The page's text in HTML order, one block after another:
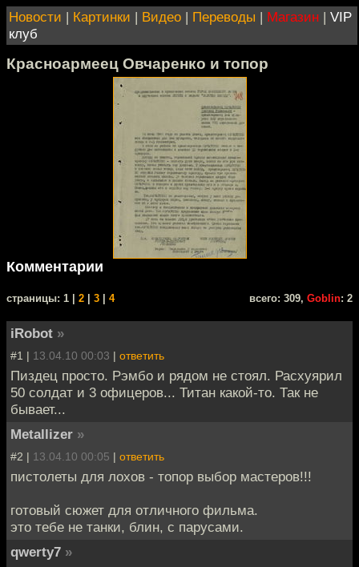
Новости | Картинки | Видео | Переводы | Магазин | VIP
клуб
Красноармеец Овчаренко и топор
Комментарии
cтраницы: 1 | 2 3 4 всего: 309, Goblin: 2
iRobot »
#1 | 13.04.10 00:03 | ответить
Пиздец просто. Рэмбо и рядом не стоял. Расхуярил
50 солдат и 3 офицеров... Титан какой-то. Так не
бывает...
Metallizer »
#2 | 13.04.10 00:05 | ответить
пистолеты для лохов - топор выбор мастеров!!!
готовый сюжет для отличного фильма.
это тебе не танки, блин, с парусами.
qwerty7 »